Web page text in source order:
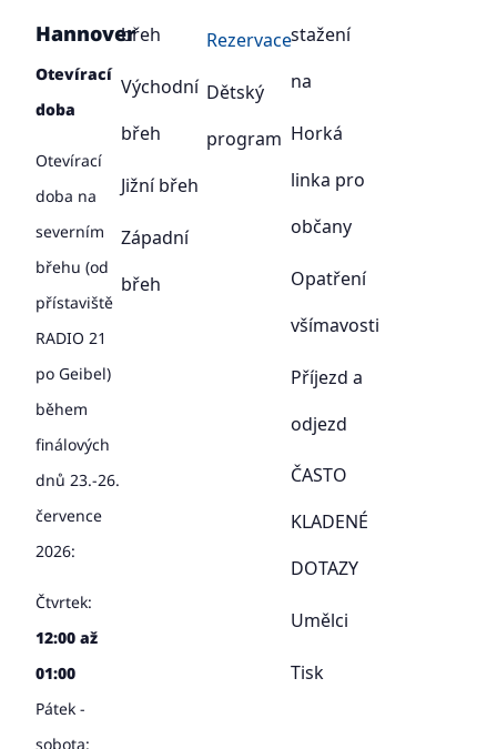
Hannover
Otevírací
doba
Otevírací
doba na
severním
břehu (od
přístaviště
RADIO 21
po Geibel)
během
finálových
dnů 23.-26.
července
2026:
Čtvrtek:
12:00 až
01:00
Pátek -
sobota:
břeh
Východní
břeh
Jižní břeh
Západní
břeh
Rezervace
Dětský
program
stažení
na
Horká
linka pro
občany
Opatření
všímavosti
Příjezd a
odjezd
ČASTO
KLADENÉ
DOTAZY
Umělci
Tisk